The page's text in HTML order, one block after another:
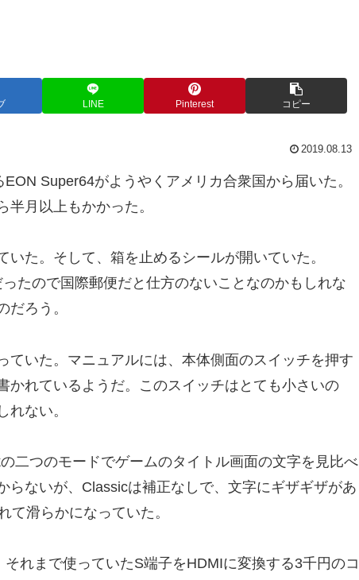
LINE Pinterest コピー
2019.08.13
Super64がようやくアメリカ合衆国から届いた。
月以上もかかった。
た。そして、箱を止めるシールが開いていた。
たので国際郵便だと仕方のないことなのかもしれな
だろう。
ていた。マニュアルには、本体側面のスイッチを押す
かれているようだ。このスイッチはとても小さいの
れない。
二つのモードでゲームのタイトル画面の文字を見比べ
らないが、Classicは補正なしで、文字にギザギザがあ
て滑らかになっていた。
れまで使っていたS端子をHDMIに変換する3千円のコ